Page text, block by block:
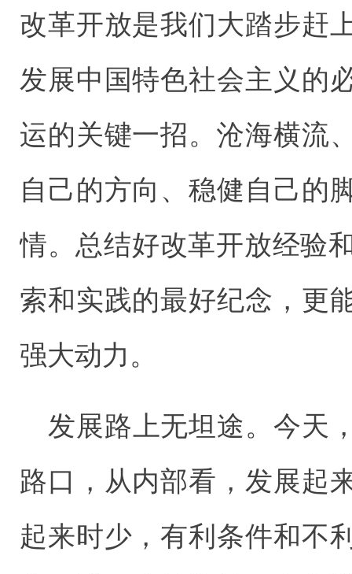
改革开放是我们大踏步赶
发展中国特色社会主义的
运的关键一招。沧海横流
自己的方向、稳健自己的
情。总结好改革开放经验
索和实践的最好纪念，更
强大动力。
发展路上无坦途。今天
路口，从内部看，发展起
起来时少，有利条件和不